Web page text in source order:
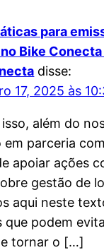
para
Bike Conecta
disse:
17, 2025 às
além do
parceria
apoiar ações
gestão de
aqui neste
que podem
e tornar o […]